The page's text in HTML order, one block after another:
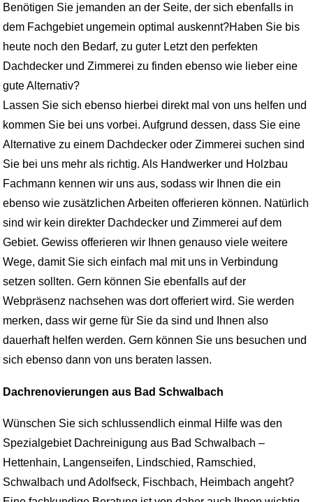
Benötigen Sie jemanden an der Seite, der sich ebenfalls in
dem Fachgebiet ungemein optimal auskennt?Haben Sie bis
heute noch den Bedarf, zu guter Letzt den perfekten
Dachdecker und Zimmerei zu finden ebenso wie lieber eine
gute Alternativ?
Lassen Sie sich ebenso hierbei direkt mal von uns helfen und
kommen Sie bei uns vorbei. Aufgrund dessen, dass Sie eine
Alternative zu einem Dachdecker oder Zimmerei suchen sind
Sie bei uns mehr als richtig. Als Handwerker und Holzbau
Fachmann kennen wir uns aus, sodass wir Ihnen die ein
ebenso wie zusätzlichen Arbeiten offerieren können. Natürlich
sind wir kein direkter Dachdecker und Zimmerei auf dem
Gebiet. Gewiss offerieren wir Ihnen genauso viele weitere
Wege, damit Sie sich einfach mal mit uns in Verbindung
setzen sollten. Gern können Sie ebenfalls auf der
Webpräsenz nachsehen was dort offeriert wird. Sie werden
merken, dass wir gerne für Sie da sind und Ihnen also
dauerhaft helfen werden. Gern können Sie uns besuchen und
sich ebenso dann von uns beraten lassen.
Dachrenovierungen aus Bad Schwalbach
Wünschen Sie sich schlussendlich einmal Hilfe was den
Spezialgebiet Dachreinigung aus Bad Schwalbach –
Hettenhain, Langenseifen, Lindschied, Ramschied,
Schwalbach und Adolfseck, Fischbach, Heimbach angeht?